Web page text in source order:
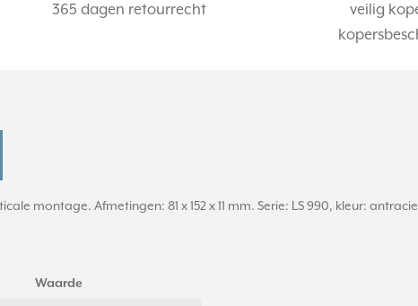
365 dagen retourrecht
veilig
montage. Afmetingen: 81 x 152 x 11 mm. Serie: LS 990, kleur:
Waarde